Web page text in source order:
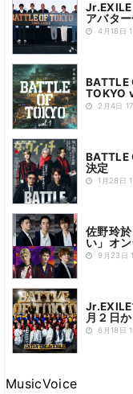
アバタ
4月18日
BATTLE
TOKYO
2月4日
BATTLE
決定
1月28日
佐野玲
い」オ
9月23日
月２日
6月18日
MusicVoice